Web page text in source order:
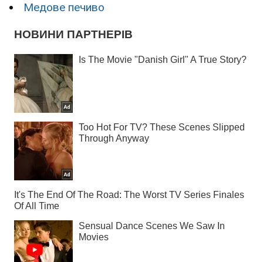
Медове печиво